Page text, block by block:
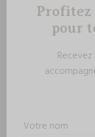
Profitez
pour
Votre nom